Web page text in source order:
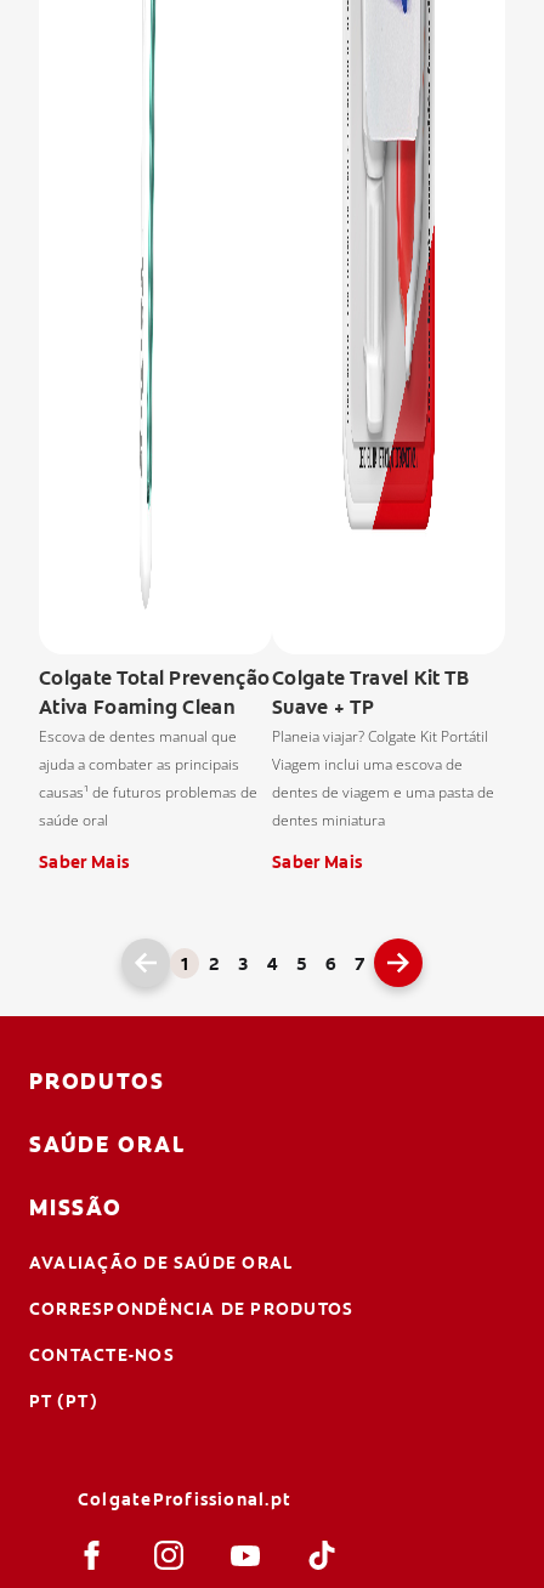
Colgate Total Prevenção
Ativa Foaming Clean
Escova de dentes manual que
ajuda a combater as principais
causas¹ de futuros problemas de
saúde oral
Saber Mais
Colgate Travel Kit TB
Suave + TP
Planeia viajar? Colgate Kit Portátil
Viagem inclui uma escova de
dentes de viagem e uma pasta de
dentes miniatura
Saber Mais
1 2 3 4 5 6 7
PRODUTOS
SAÚDE ORAL
MISSÃO
AVALIAÇÃO DE SAÚDE ORAL
CORRESPONDÊNCIA DE PRODUTOS
CONTACTE-NOS
PT (PT)
ColgateProfissional.pt